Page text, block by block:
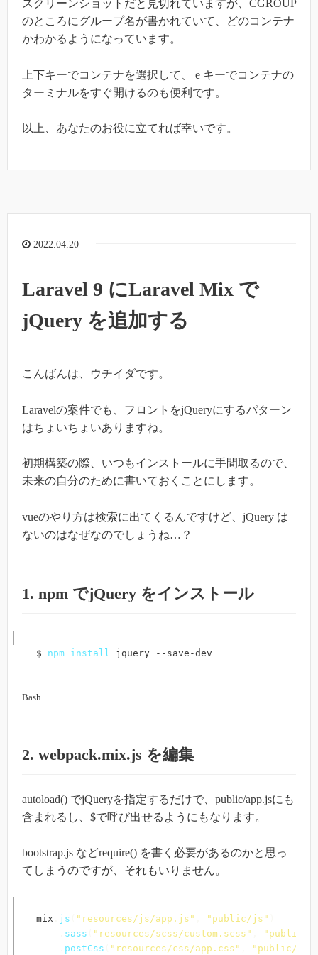
スクリーンショットだと見切れていますが、CGROUP
のところにグループ名が書かれていて、どのコンテナ
かわかるようになっています。
上下キーでコンテナを選択して、 e キーでコンテナの
ターミナルをすぐ開けるのも便利です。
以上、あなたのお役に立てれば幸いです。
2022.04.20
Laravel 9 にLaravel Mix で
jQuery を追加する
こんばんは、ウチイダです。
Laravelの案件でも、フロントをjQueryにするパターン
はちょいちょいありますね。
初期構築の際、いつもインストールに手間取るので、
未来の自分のために書いておくことにします。
vueのやり方は検索に出てくるんですけど、jQuery は
ないのはなぜなのでしょうね…？
1. npm でjQuery をインストール
$ npm install jquery --save-dev
Bash
2. webpack.mix.js を編集
autoload() でjQueryを指定するだけで、public/app.jsにも
含まれるし、$で呼び出せるようにもなります。
bootstrap.js などrequire() を書く必要があるのかと思っ
てしまうのですが、それもいりません。
mix js "resources/js/app.js" "public/js"
sass "resources/scss/custom.scss"
"public/
postCss "resources/css/app.css"
"public/